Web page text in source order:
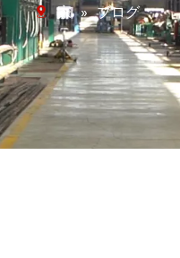
び補修材
ツール
よび補修材
家 » ブログ